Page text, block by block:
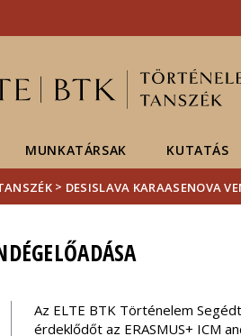
MUNKATÁRSAK KUTATÁS
> DESISLAVA KARAASENOVA
Az ELTE BTK Történelem
érdeklődőt az ERASMUS+ ICM